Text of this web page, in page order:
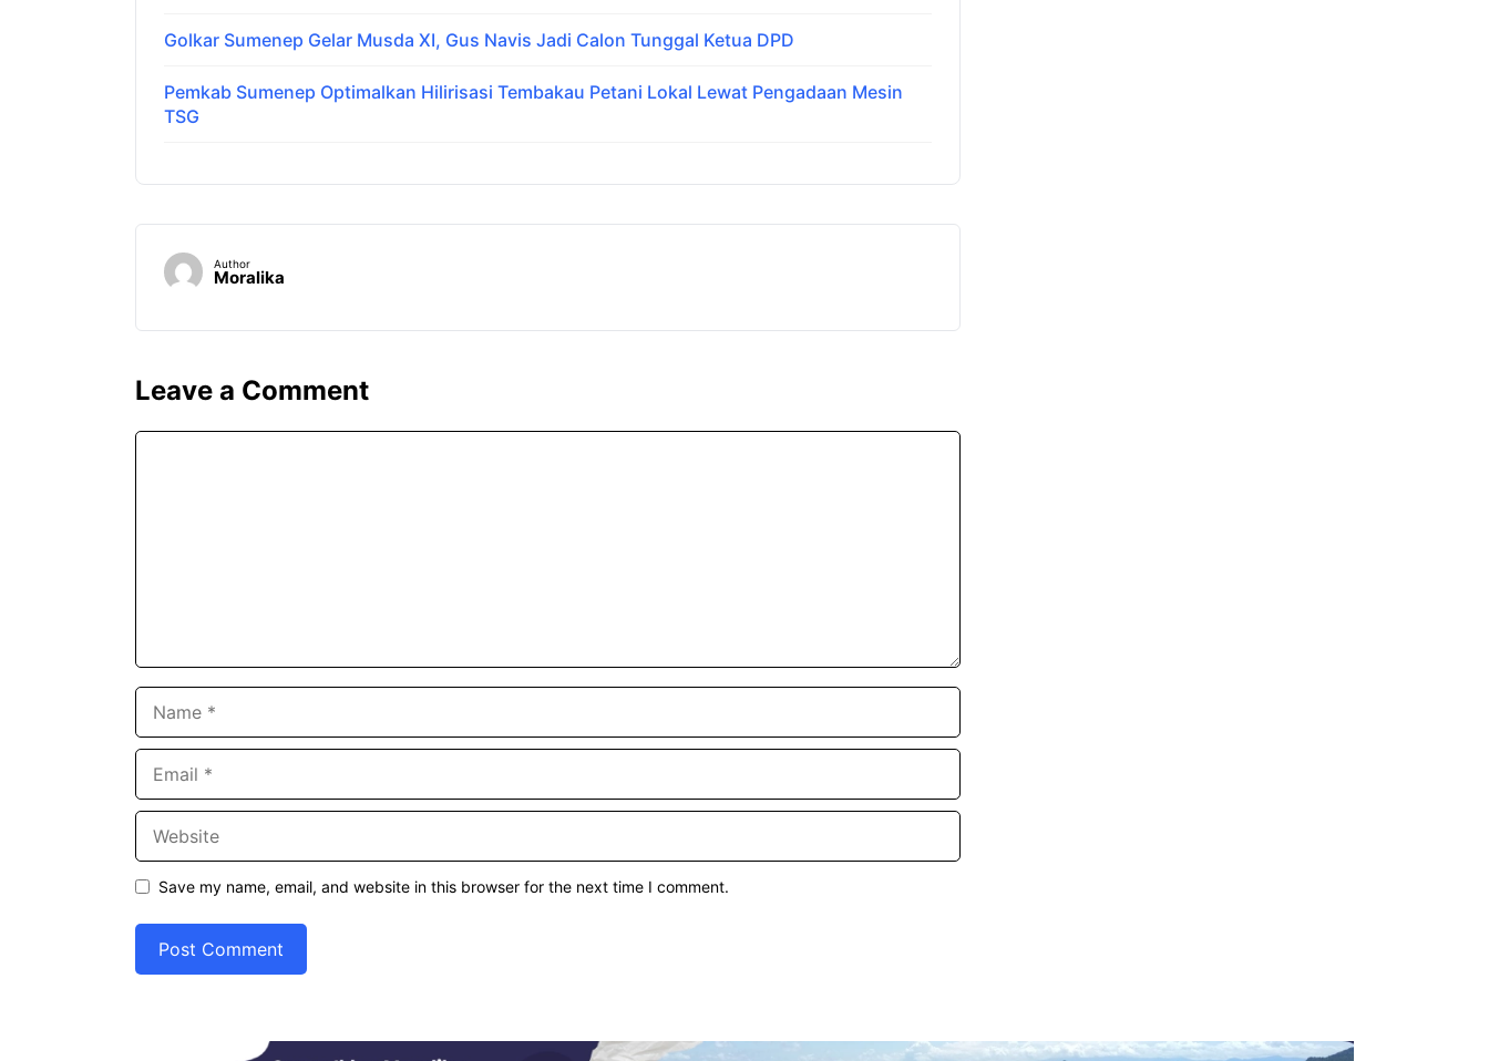
Golkar Sumenep Gelar Musda XI, Gus Navis Jadi Calon Tunggal Ketua DPD
Pemkab Sumenep Optimalkan Hilirisasi Tembakau Petani Lokal Lewat Pengadaan Mesin
TSG
Author
Moralika
Leave a Comment
Save my name, email, and website in this browser for the next time I comment.